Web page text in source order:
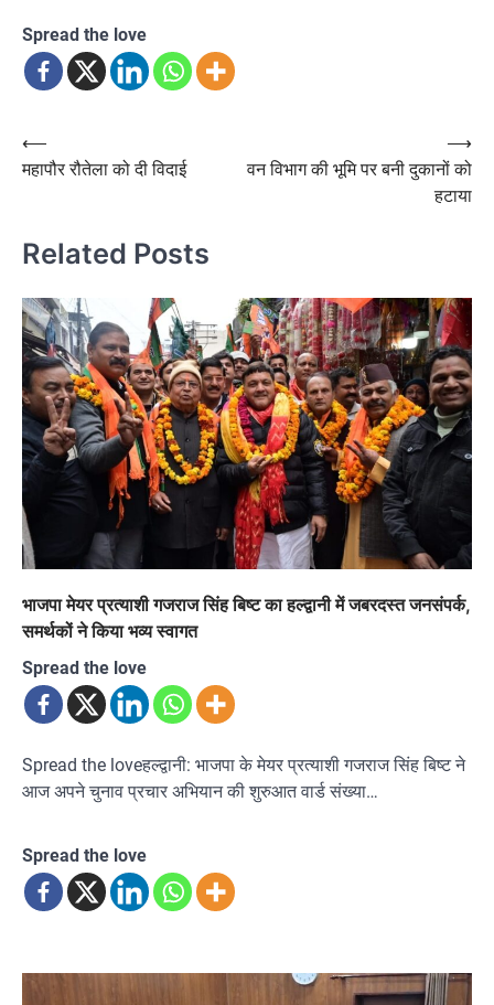
Spread the love
Post
navigation
⟵
महापौर रौतेला को दी विदाई
वन विभाग की भूमि पर बनी दुकानों को
हटाया
⟶
Related Posts
भाजपा मेयर प्रत्याशी गजराज सिंह बिष्ट का हल्द्वानी में जबरदस्त जनसंपर्क,
समर्थकों ने किया भव्य स्वागत
Spread the love
Spread the loveहल्द्वानी: भाजपा के मेयर प्रत्याशी गजराज सिंह बिष्ट ने
आज अपने चुनाव प्रचार अभियान की शुरुआत वार्ड संख्या…
Spread the love